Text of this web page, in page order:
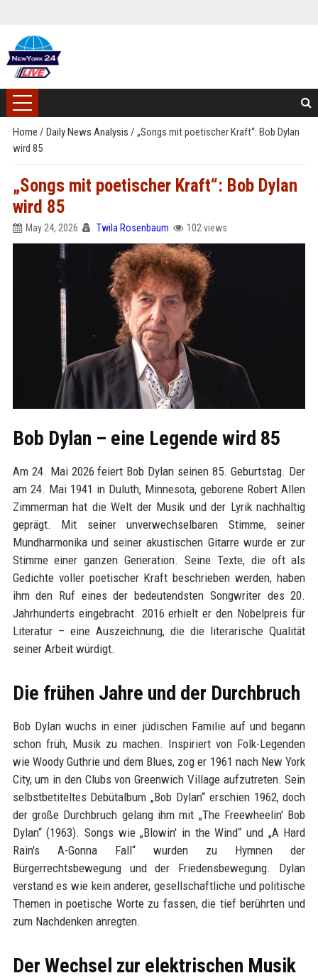
Home / Daily News Analysis / „Songs mit poetischer Kraft“: Bob Dylan
wird 85
„Songs mit poetischer Kraft“: Bob Dylan
wird 85
May 24, 2026 Twila Rosenbaum 102 views
Bob Dylan – eine Legende wird 85
Am 24. Mai 2026 feiert Bob Dylan seinen 85. Geburtstag. Der
am 24. Mai 1941 in Duluth, Minnesota, geborene Robert Allen
Zimmerman hat die Welt der Musik und der Lyrik nachhaltig
geprägt. Mit seiner unverwechselbaren Stimme, seiner
Mundharmonika und seiner akustischen Gitarre wurde er zur
Stimme einer ganzen Generation. Seine Texte, die oft als
Gedichte voller poetischer Kraft beschrieben werden, haben
ihm den Ruf eines der bedeutendsten Songwriter des 20.
Jahrhunderts eingebracht. 2016 erhielt er den Nobelpreis für
Literatur – eine Auszeichnung, die die literarische Qualität
seiner Arbeit würdigt.
Die frühen Jahre und der Durchbruch
Bob Dylan wuchs in einer jüdischen Familie auf und begann
schon früh, Musik zu machen. Inspiriert von Folk-Legenden
wie Woody Guthrie und dem Blues, zog er 1961 nach New York
City, um in den Clubs von Greenwich Village aufzutreten. Sein
selbstbetiteltes Debütalbum „Bob Dylan“ erschien 1962, doch
der große Durchbruch gelang ihm mit „The Freewheelin' Bob
Dylan“ (1963). Songs wie „Blowin' in the Wind“ und „A Hard
Rain's A-Gonna Fall“ wurden zu Hymnen der
Bürgerrechtsbewegung und der Friedensbewegung. Dylan
verstand es wie kein anderer, gesellschaftliche und politische
Themen in poetische Worte zu fassen, die tief berührten und
zum Nachdenken anregten.
Der Wechsel zur elektrischen Musik